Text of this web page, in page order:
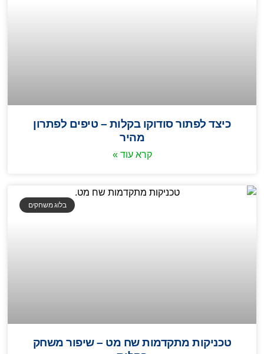
כיצד לפתור סודוקו בקלות – טיפים לפתרון
מהיר
קרא עוד »
בלוג משחקים
טכניקות מתקדמות שח מט – שיפור משחק